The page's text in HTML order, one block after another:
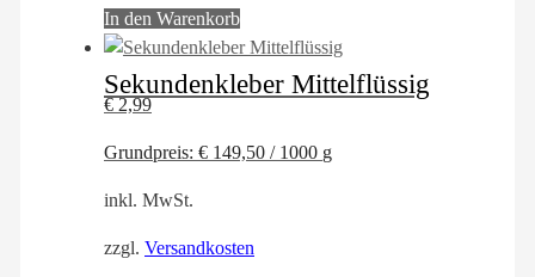
In den Warenkorb
Sekundenkleber Mittelflüssig
€2,99
Grundpreis: € 149,50 / 1000 g
inkl. MwSt.
zzgl. Versandkosten